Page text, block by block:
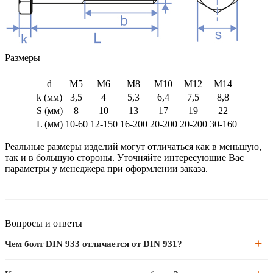
Размеры
d M5 M6 M8 M10 M12
M14
k (мм)
3,5 4 5,3 6,4 7,5
8,8
S (мм)
8 10 13 17 19
22
L (мм) 10-60 12-150 16-200 20-200 20-200 30-160
Реальные размеры изделий могут отличаться как в меньшую,
так и в большую стороны. Уточняйте интересующие Вас
параметры у менеджера при оформлении заказа.
Вопросы и ответы
Чем болт DIN 933 отличается от DIN 931?